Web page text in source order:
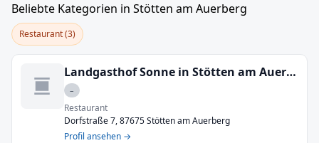
Beliebte Kategorien in Stötten am Auerberg
Restaurant (3)
Landgasthof Sonne in Stötten am Auerberg
–
Restaurant
Dorfstraße 7, 87675 Stötten am Auerberg
Profil ansehen →